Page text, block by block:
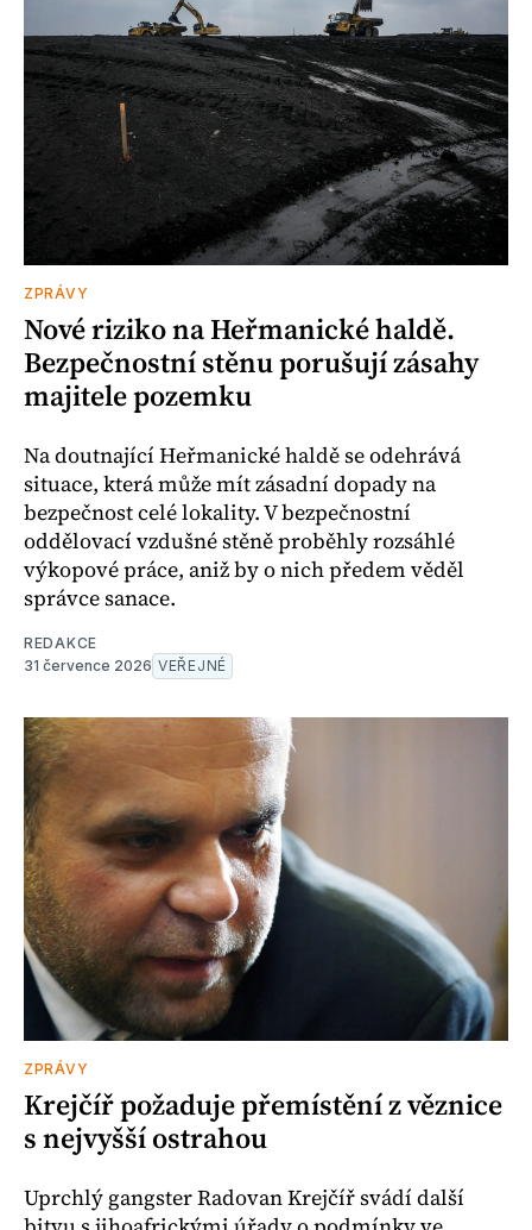
ZPRÁVY
Nové riziko na Heřmanické haldě.
Bezpečnostní stěnu porušují zásahy
majitele pozemku
Na doutnající Heřmanické haldě se odehrává
situace, která může mít zásadní dopady na
bezpečnost celé lokality. V bezpečnostní
oddělovací vzdušné stěně proběhly rozsáhlé
výkopové práce, aniž by o nich předem věděl
správce sanace.
REDAKCE
31 července 2026 VEŘEJNÉ
ZPRÁVY
Krejčíř požaduje přemístění z věznice
s nejvyšší ostrahou
Uprchlý gangster Radovan Krejčíř svádí další